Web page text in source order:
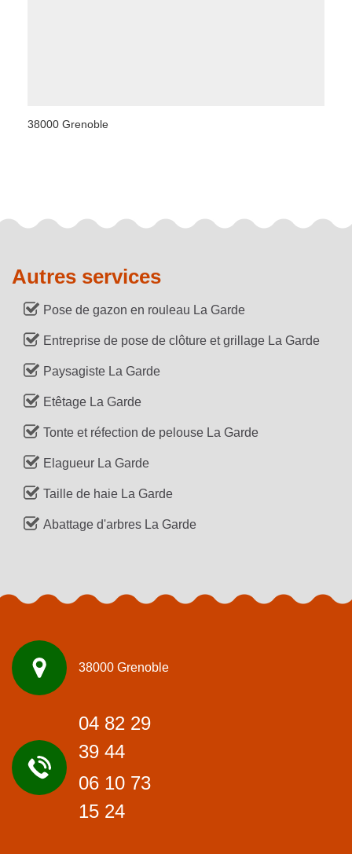
38000 Grenoble
Autres services
Pose de gazon en rouleau La Garde
Entreprise de pose de clôture et grillage La Garde
Paysagiste La Garde
Etêtage La Garde
Tonte et réfection de pelouse La Garde
Elagueur La Garde
Taille de haie La Garde
Abattage d'arbres La Garde
38000 Grenoble
04 82 29
39 44
06 10 73
15 24